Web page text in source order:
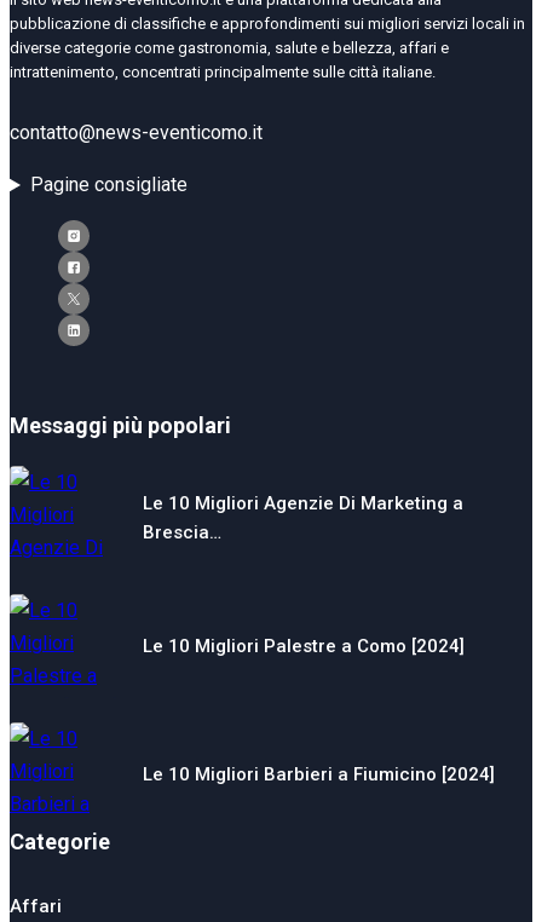
pubblicazione di classifiche e approfondimenti sui migliori servizi locali in
diverse categorie come gastronomia, salute e bellezza, affari e
intrattenimento, concentrati principalmente sulle città italiane.
contatto@news-eventicomo.it
Pagine consigliate
Messaggi più popolari
Le 10 Migliori Agenzie Di Marketing a
Brescia…
Le 10 Migliori Palestre a Como [2024]
Le 10 Migliori Barbieri a Fiumicino [2024]
Categorie
Affari